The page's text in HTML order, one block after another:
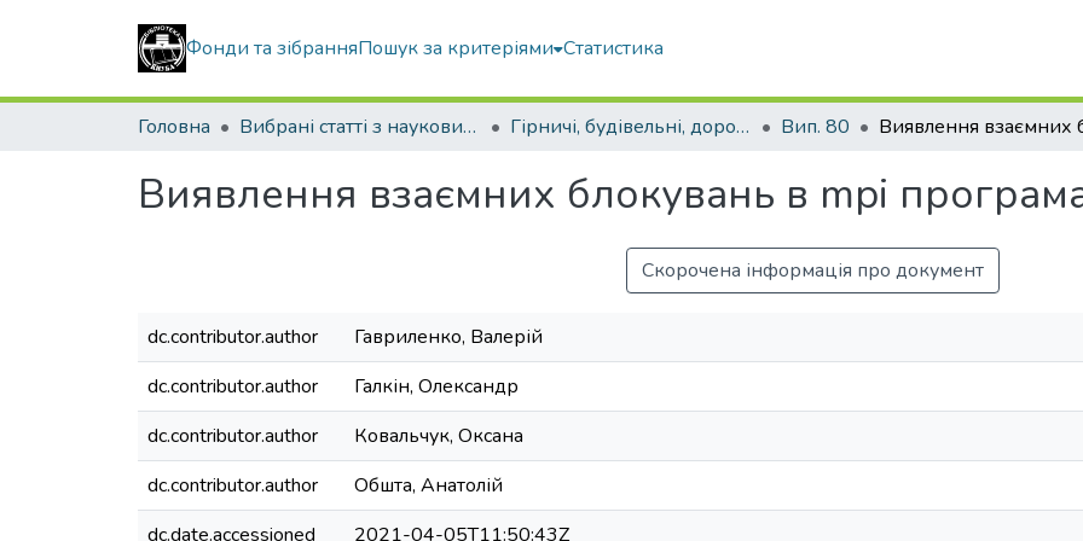
Фонди та зібранняПошук за критеріями Статистика
Головна Вибрані статті з наукових збірників КНУБА Гірничі, будівельні, дорожні та меліоративні машини Вип. 80
Виявлення взаємних блокувань в mpi
Скорочена інформація про документ
dc.contributor.author
Гавриленко, Валерій
dc.contributor.author
Галкін, Олександр
dc.contributor.author
Ковальчук, Оксана
dc.contributor.author
Обшта, Анатолій
dc.date.accessioned
2021-04-05T11:50:43Z